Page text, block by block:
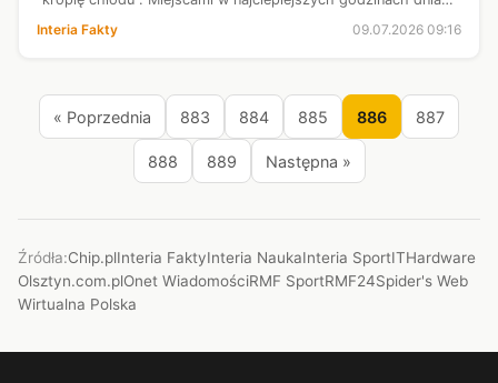
nie będzie nawet 15 stopni. Nie zabraknie też burz z
intensywniejszymi ...
Interia Fakty 09.07.2026 09:16
« Poprzednia 883 884 885 886 887
888 889 Następna »
Źródła:Chip.plInteria FaktyInteria NaukaInteria SportITHardware
Olsztyn.com.plOnet WiadomościRMF SportRMF24Spider's Web
Wirtualna Polska